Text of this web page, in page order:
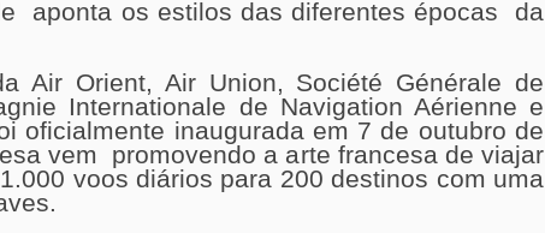
aponta os estilos das diferentes épocas da
Air Orient, Air Union, Société Générale de
Internationale de Navigation Aérienne e
oficialmente inaugurada em 7 de outubro de
vem promovendo a arte francesa de viajar
voos diários para 200 destinos com uma